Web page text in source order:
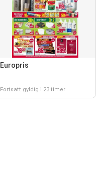
Europris
Fortsatt gyldig i 23 timer